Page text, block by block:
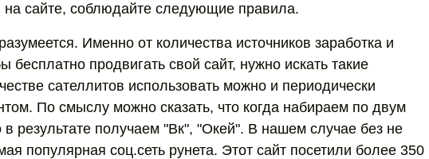
на сайте, соблюдайте следующие правила.
Именно от количества источников заработка и
бесплатно продвигать свой сайт, нужно искать такие
сателлитов использовать можно и периодически
По смыслу можно сказать, что когда набираем по двум
в результате получаем "Вк", "Окей". В нашем случае без не
популярная соц.сеть рунета. Этот сайт посетили более 350